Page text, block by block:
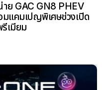
ย GAC GN8 PHEV
มแคมเปญพิเศษช่วงเปิด
เมียม